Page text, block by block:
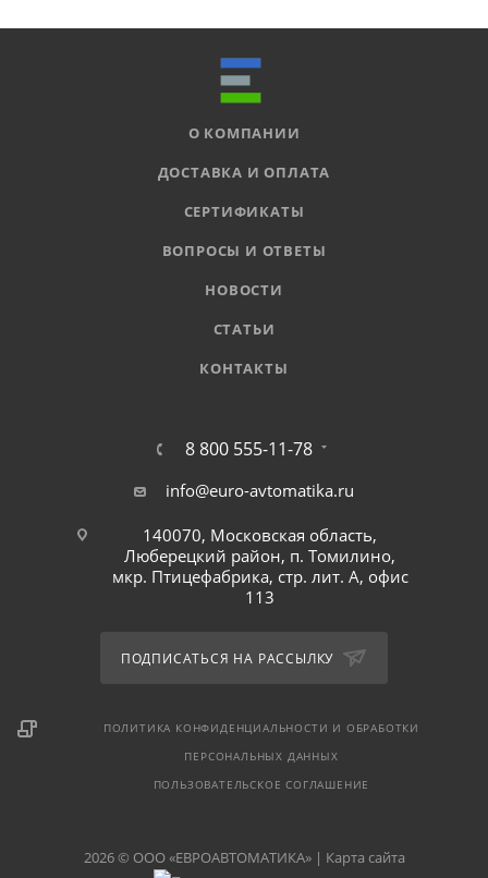
О КОМПАНИИ
ДОСТАВКА И ОПЛАТА
СЕРТИФИКАТЫ
ВОПРОСЫ И ОТВЕТЫ
НОВОСТИ
СТАТЬИ
КОНТАКТЫ
8 800 555-11-78
info@euro-avtomatika.ru
140070, Московская область,
Люберецкий район, п. Томилино,
мкр. Птицефабрика, стр. лит. А, офис
113
ПОДПИСАТЬСЯ НА РАССЫЛКУ
ПОЛИТИКА КОНФИДЕНЦИАЛЬНОСТИ И ОБРАБОТКИ
ПЕРСОНАЛЬНЫХ ДАННЫХ
ПОЛЬЗОВАТЕЛЬСКОЕ СОГЛАШЕНИЕ
2026 © ООО «ЕВРОАВТОМАТИКА» | Карта сайта